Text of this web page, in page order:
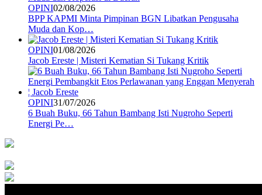
OPINI02/08/2026
BPP KAPMI Minta Pimpinan BGN Libatkan Pengusaha
Muda dan Kop…
OPINI01/08/2026
Jacob Ereste | Misteri Kematian Si Tukang Kritik
OPINI31/07/2026
6 Buah Buku, 66 Tahun Bambang Isti Nugroho Seperti
Energi Pe…